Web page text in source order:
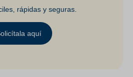
rápidas y seguras.
aquí